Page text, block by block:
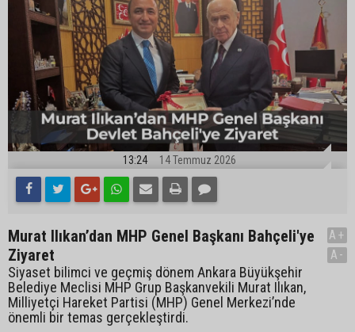
13:24 14 Temmuz 2026
Murat Ilıkan’dan MHP Genel Başkanı Bahçeli'ye
Ziyaret
Siyaset bilimci ve geçmiş dönem Ankara Büyükşehir
Belediye Meclisi MHP Grup Başkanvekili Murat Ilıkan,
Milliyetçi Hareket Partisi (MHP) Genel Merkezi’nde
önemli bir temas gerçekleştirdi.
A+
A-